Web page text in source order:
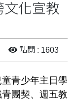
文化宣教
點閱 : 1603
青少年主日學
團契、週五教